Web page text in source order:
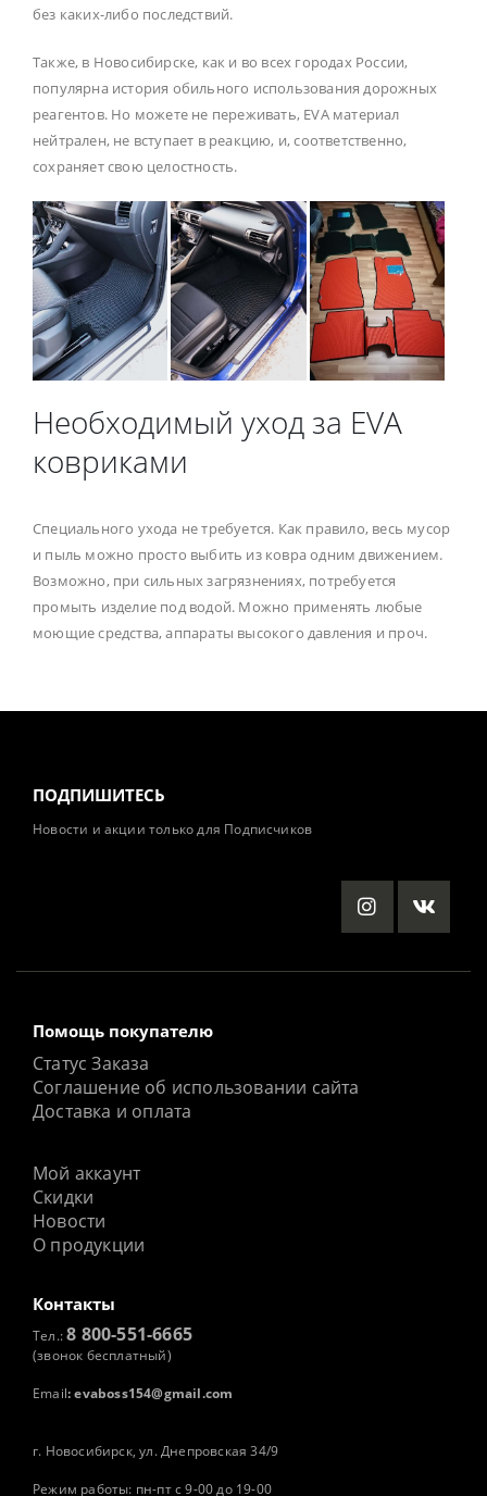
без каких-либо последствий.
Также, в Новосибирске, как и во всех городах России,
популярна история обильного использования дорожных
реагентов. Но можете не переживать, EVA материал
нейтрален, не вступает в реакцию, и, соответственно,
сохраняет свою целостность.
Необходимый уход за EVA
ковриками
Специального ухода не требуется. Как правило, весь мусор
и пыль можно просто выбить из ковра одним движением.
Возможно, при сильных загрязнениях, потребуется
промыть изделие под водой. Можно применять любые
моющие средства, аппараты высокого давления и проч.
ПОДПИШИТЕСЬ
Новости и акции только для Подписчиков
Помощь покупателю
Статус Заказа
Соглашение об использовании сайта
Доставка и оплата
Мой аккаунт
Скидки
Новости
О продукции
Контакты
Тел.:8 800-551-6665
(звонок бесплатный)
Email: evaboss154@gmail.com
г. Новосибирск, ул. Днепровская 34/9
Режим работы: пн-пт с 9-00 до 19-00